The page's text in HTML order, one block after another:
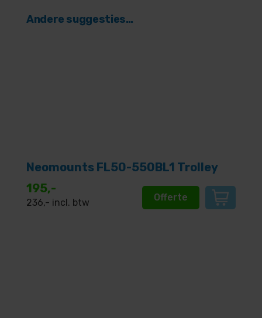
Andere suggesties…
Neomounts FL50-550BL1 Trolley
195,-
236,- incl. btw Offerte